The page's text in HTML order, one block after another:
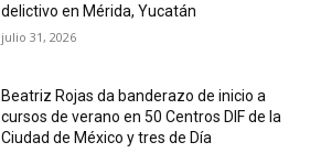
delictivo en Mérida, Yucatán
julio 31, 2026
Beatriz Rojas da banderazo de inicio a
cursos de verano en 50 Centros DIF de la
Ciudad de México y tres de Día